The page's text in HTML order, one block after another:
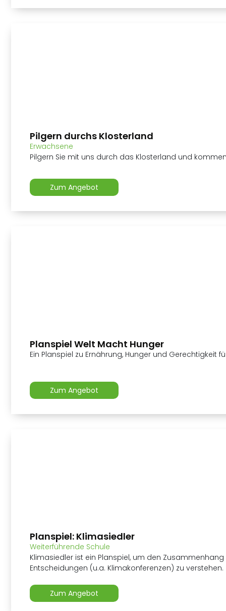
Pilgern durchs Klosterland
Erwachsene
Pilgern Sie mit uns durch das Klosterland und
Zum Angebot
Planspiel Welt Macht Hunger
Ein Planspiel zu Ernährung, Hunger und Gerechtigkeit
Zum Angebot
Planspiel: Klimasiedler
Weiterführende Schule
Klimasiedler ist ein Planspiel, um den
Entscheidungen (u.a. Klimakonferenzen) zu verstehen.
Zum Angebot